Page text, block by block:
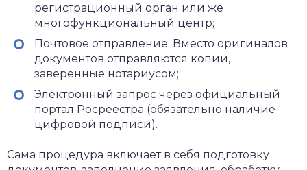
регистрационный орган или же
многофункциональный центр;
Почтовое отправление. Вместо оригиналов
документов отправляются копии,
заверенные нотариусом;
Электронный запрос через официальный
портал Росреестра (обязательно наличие
цифровой подписи).
Сама процедура включает в себя подготовку